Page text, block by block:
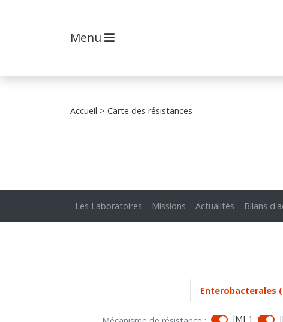
Menu
Accueil > Carte des résistances
Les Laboratoires Missions Actualités Bilans
Enterobacterales
IMI-1